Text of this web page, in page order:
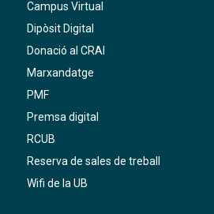
Campus Virtual
Dipòsit Digital
Donació al CRAI
Marxandatge
PMF
Premsa digital
RCUB
Reserva de sales de treball
Wifi de la UB